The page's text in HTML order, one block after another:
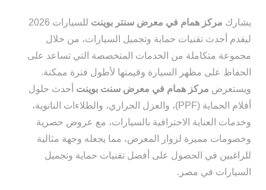
يشارك مركز همام في معرض سنتر بوينت
للسيارات 2026
ليقدم أحدث تقنيات حماية وتجميل السيارات، من خلال
مجموعة متكاملة من الخدمات المتخصصة التي تساعد على
الحفاظ على مظهر السيارة وقيمتها لأطول فترة ممكنة.
ويستعرض مركز همام في معرض سنت بوينت أحدث حلول
أفلام الحماية (PPF)، والعزل الحراري، والطلاءات النانوية،
وخدمات العناية الاحترافية بالسيارات، مع عروض حصرية
وخصومات مميزة لزوار المعرض، مما يجعله وجهة مثالية
للراغبين في الحصول على أفضل تقنيات حماية وتجميل
السيارات في مصر.